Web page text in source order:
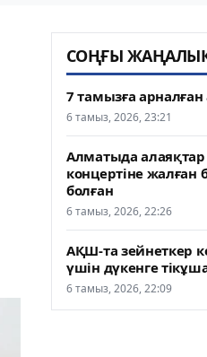
СОҢҒЫ
7 тамызға
6 тамыз, 2026, 23:21
Алматыда алаяқтар
концертіне жалған
болған
6 тамыз, 2026, 22:26
АҚШ-та зейнеткер
үшін дүкенге
6 тамыз, 2026, 22:09